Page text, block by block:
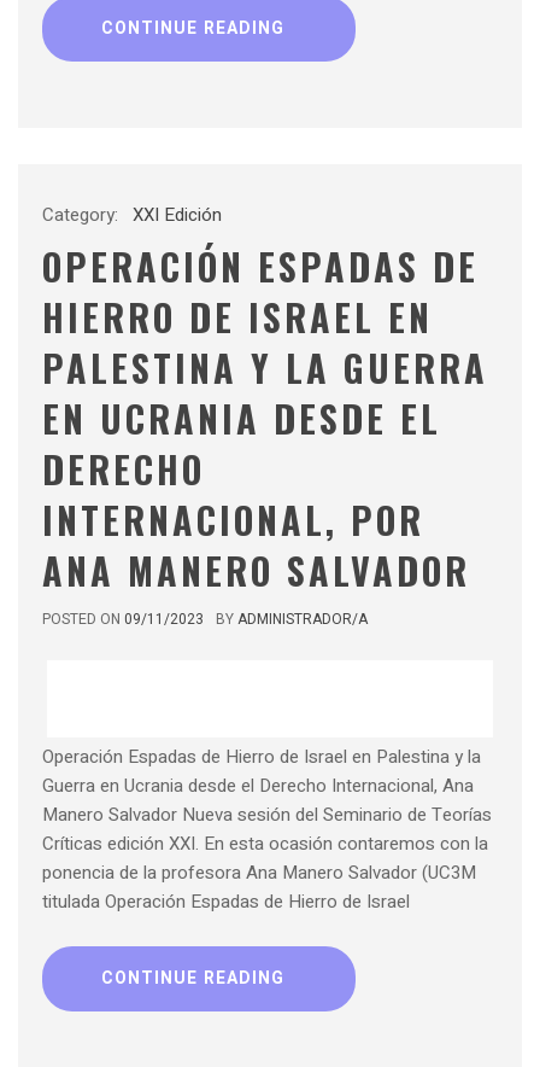
CONTINUE READING
Category: XXI Edición
OPERACIÓN ESPADAS DE
HIERRO DE ISRAEL EN
PALESTINA Y LA GUERRA
EN UCRANIA DESDE EL
DERECHO
INTERNACIONAL, POR
ANA MANERO SALVADOR
POSTED ON 09/11/2023 BYADMINISTRADOR/A
Operación Espadas de Hierro de Israel en Palestina y la
Guerra en Ucrania desde el Derecho Internacional, Ana
Manero Salvador Nueva sesión del Seminario de Teorías
Críticas edición XXI. En esta ocasión contaremos con la
ponencia de la profesora Ana Manero Salvador (UC3M
titulada Operación Espadas de Hierro de Israel
CONTINUE READING